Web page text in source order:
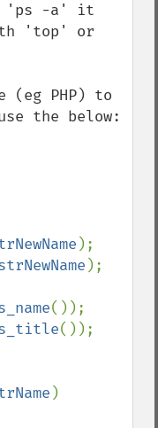
'ps -a' it
'top' or
(eg PHP) to
the below:
);
());
)